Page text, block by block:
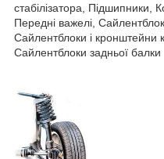
стабілізатора, Підшипники,
Передні важелі,
Сайлентблоки і кронштейни
Сайлентблоки задньої балки